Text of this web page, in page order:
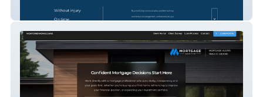
Professional Solutions Group LLC